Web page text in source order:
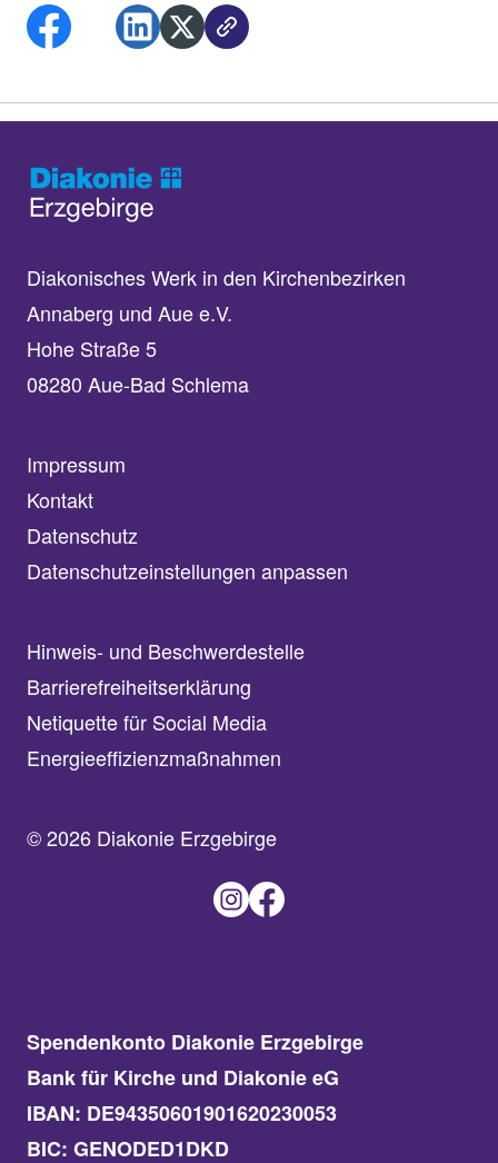
Diakonisches Werk in den Kirchenbezirken
Annaberg und Aue e.V.
Hohe Straße 5
08280 Aue-Bad Schlema
Impressum
Kontakt
Datenschutz
Datenschutzeinstellungen anpassen
Hinweis- und Beschwerdestelle
Barrierefreiheitserklärung
Netiquette für Social Media
Energieeffizienzmaßnahmen
© 2026 Diakonie Erzgebirge
Spendenkonto Diakonie Erzgebirge
Bank für Kirche und Diakonie eG
IBAN: DE94350601901620230053
BIC: GENODED1DKD